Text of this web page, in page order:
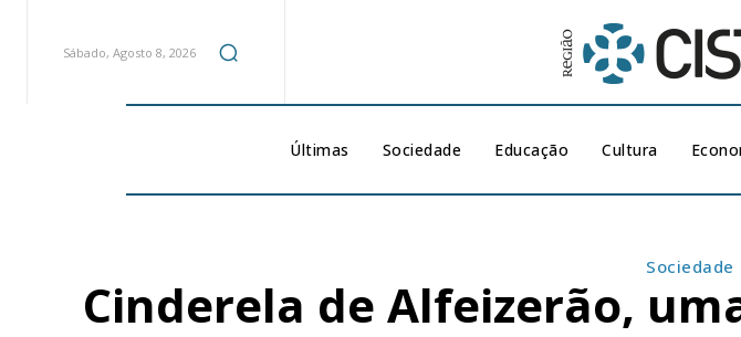
Sábado, Agosto 8, 2026
Últimas Sociedade Educação Cultura
Sociedade
Cinderela de Alfeizerão,